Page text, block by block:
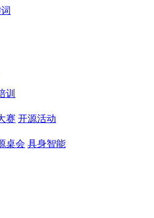
训
赛 开源活动
桌会 具身智能